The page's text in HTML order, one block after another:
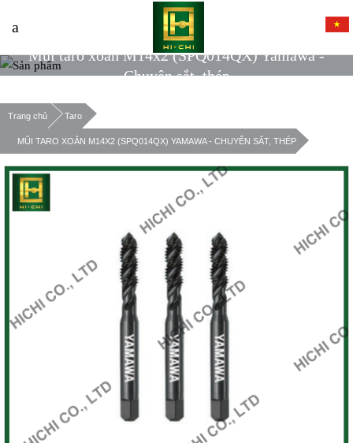
Mũi taro xoắn M14x2 (SPQ014QX) Yamawa -
Chuyên sắt, thép
Trang chủ Taro
MŨI TARO XOẮN M14X2 (SPQ014QX) YAMAWA - CHUYÊN SẮT, THÉP
Xác nhận